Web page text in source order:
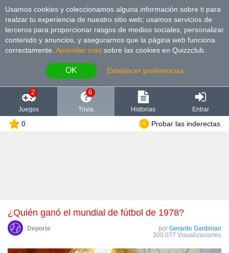
Usamos cookies y coleccionamos alguna información sobre ti para
realzar tu experiencia de nuestro sitio web; usamos servicios de
terceros para proporcionar rasgos de medios sociales, personalizar
contenido y anuncios, y asegurarnos que la página web funciona
correctamente. Aprender más sobre las cookies en Quizzclub.
OK Establecer preferencias
2
Juegos
6
Trivia Historias Entrar
0 Probar las inderectas
¿Quién ganó el mundial de fútbol de 1978?
Deporte por Gerardo Gardiman
300.077 Visualizaciones